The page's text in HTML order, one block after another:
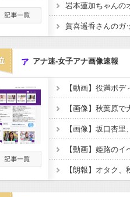
岩本蓮加ちゃんの
アナ速‐女子アナ画像速報
【動画】姫路のイ